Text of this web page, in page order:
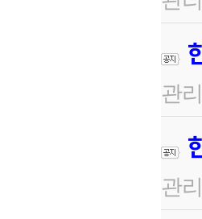
관
관